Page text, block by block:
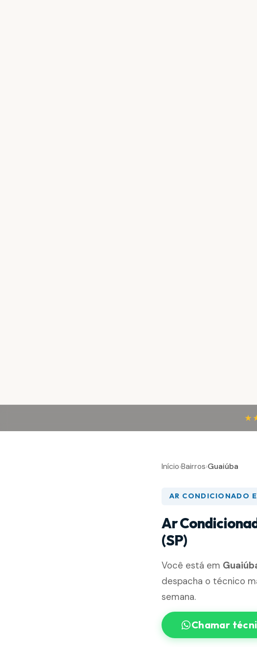
Início›Bairros›Guaiúba
AR CONDICIONADO
Ar
(SP)
Você está em
despacha o técnico
semana.
Chamar